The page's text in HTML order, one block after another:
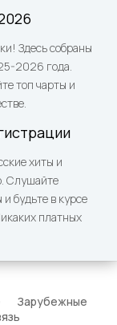
Здесь собраны
2026 года.
топ чарты и
хиты и
Слушайте
будьте в курсе
платных
Зарубежные